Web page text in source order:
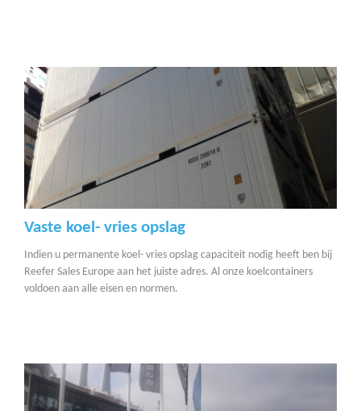
Vaste koel- vries opslag
Indien u permanente koel- vries opslag capaciteit nodig heeft ben bij
Reefer Sales Europe aan het juiste adres. Al onze koelcontainers
voldoen aan alle eisen en normen.